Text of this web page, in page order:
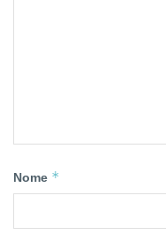
Nome *